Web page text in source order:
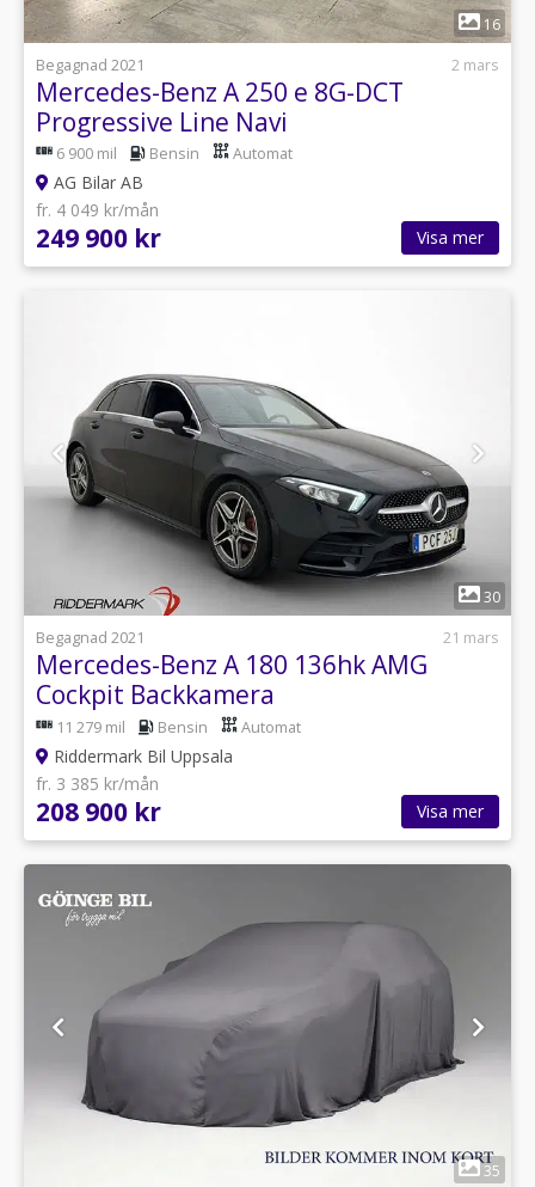
1
16
Begagnad 2021
2 mars
Mercedes-Benz A 250 e 8G-DCT
Progressive Line Navi
6 900 mil Bensin Automat
AG Bilar AB
fr. 4 049 kr/mån
249 900 kr Visa mer
1
30
Begagnad 2021
21 mars
Mercedes-Benz A 180 136hk AMG
Cockpit Backkamera
11 279 mil Bensin Automat
Riddermark Bil Uppsala
fr. 3 385 kr/mån
208 900 kr Visa mer
35